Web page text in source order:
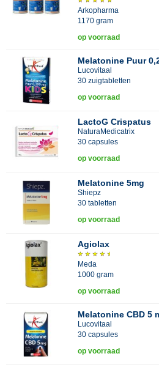
Arkopharma
1170 gram
op voorraad
Melatonine Puur
Lucovitaal
30 zuigtabletten
op voorraad
LactoG Crispatus
NaturaMedicatrix
30 capsules
op voorraad
Melatonine 5mg
Shiepz
30 tabletten
op voorraad
Agiolax
Meda
1000 gram
op voorraad
Melatonine CBD 5
Lucovitaal
30 capsules
op voorraad